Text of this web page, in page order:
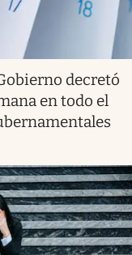
decretó
en todo el